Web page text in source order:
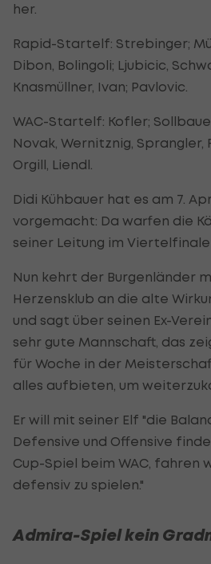
her.
Rapid-Startelf: Strebinger;
Dibon, Bolingoli; Ljubicic,
Knasmüllner, Ivan; Pavlovic.
WAC-Startelf: Kofler;
Novak, Wernitznig, Sprangler,
Orgill, Liendl.
Didi Kühbauer hat es am 7.
vorgemacht: Da warfen die
seiner Leitung im Viertelfinale
Nun kehrt der Burgenländer
Herzensklub an die alte
und sagt über seinen Ex-
sehr gute Mannschaft, das
für Woche in der
alles aufbieten, um
Er will mit seiner Elf "die
Defensive und Offensive
Cup-Spiel beim WAC, fahren
defensiv zu spielen."
Admira-Spiel kein